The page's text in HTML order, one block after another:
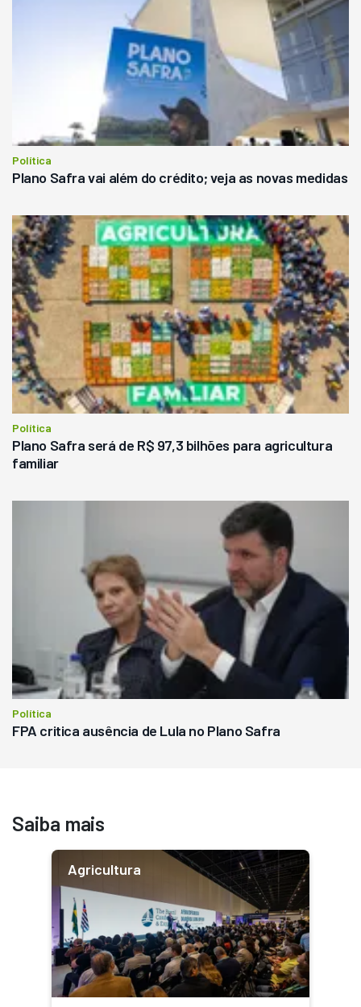
Política
Plano Safra vai além do crédito; veja as novas medidas
Política
Plano Safra será de R$ 97,3 bilhões para agricultura
familiar
Política
FPA critica ausência de Lula no Plano Safra
Saiba mais
Agricultura